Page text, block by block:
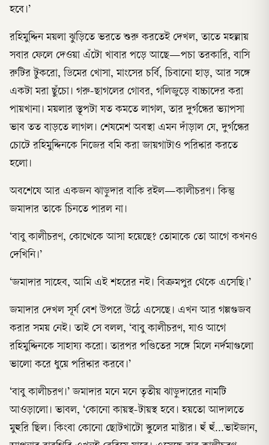
হবে।’
রহিমুদ্দিন ময়লা ঝুড়িতে ভরতে শুরু করতেই দেখল, তাতে মহল্লায়
সবার ফেলে দেওয়া এঁটো খাবার পড়ে আছে—পচা তরকারি, বাসি
রুটির টুকরো, ডিমের খোসা, মাংসের চর্বি, চিবানো হাড়, আর সঙ্গে
একটা মরা ছুঁচো। গরু-ছাগলের গোবর, গলিজুড়ে বাচ্চাদের করা
পায়খানা। ময়লার স্তূপটা যত কমতে লাগল, তার দুর্গন্ধের ভ্যাপসা
ভাব তত বাড়তে লাগল। শেষমেশ অবস্থা এমন দাঁড়াল যে, দুর্গন্ধের
চোটে রহিমুদ্দিনকে নিজের বমি করা জায়গাটাও পরিষ্কার করতে
হলো।
অবশেষে আর একজন ঝাড়ুদার বাকি রইল—কালীচরণ। কিন্তু
জমাদার তাকে চিনতে পারল না।
‘বাবু কালীচরণ, কোত্থেকে আসা হয়েছে? তোমাকে তো আগে কখনও
দেখিনি।’
‘জমাদার সাহেব, আমি এই শহরের নই। বিক্রমপুর থেকে এসেছি।’
জমাদার দেখল সূর্য বেশ উপরে উঠে এসেছে। এখন আর গল্পগুজব
করার সময় নেই। তাই সে বলল, ‘বাবু কালীচরণ, যাও আগে
রহিমুদ্দিনকে সাহায্য করো। তারপর পণ্ডিতের সঙ্গে মিলে নর্দমাগুলো
ভালো করে ধুয়ে পরিষ্কার করবে।’
‘বাবু কালীচরণ।’ জমাদার মনে মনে তৃতীয় ঝাড়ুদারের নামটি
আওড়ালো। ভাবল, ‘কোনো কায়স্থ-টায়স্থ হবে। হয়তো আদালতে
মুহুরি ছিল। কিংবা কোনো ছোটখাটো স্কুলের মাস্টার। হুঁ হুঁ…ভাইজান,